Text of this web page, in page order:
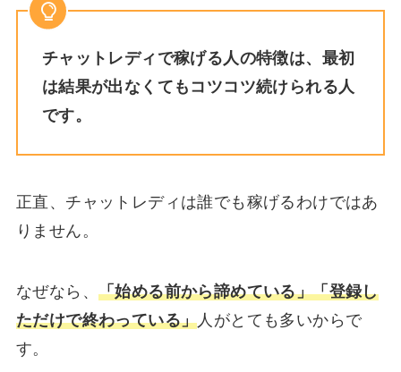
チャットレディで稼げる人の特徴は、最初
は結果が出なくてもコツコツ続けられる人
です。
正直、チャットレディは誰でも稼げるわけではあ
りません。
なぜなら、 「始める前から諦めている」「登録し
ただけで終わっている」 人がとても多いからで
す。